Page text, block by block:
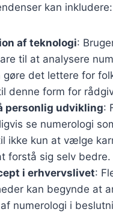
kan inkludere:
af teknologi:
til at analysere
gøre det lettere for
denne form for
personlig udvikling:
se numerologi
ikke kun at vælge
forstå sig selv bedre.
i erhvervslivet:
kan begynde at
numerologi i